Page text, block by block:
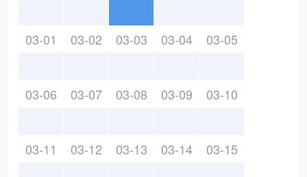
03-01 03-02 03-03 03-04 03-05
03-06 03-07 03-08 03-09 03-10
03-11 03-12 03-13 03-14 03-15